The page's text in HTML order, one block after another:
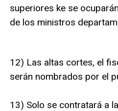
superiores ke se
de los ministros
12) Las altas cortes, el
serán nombrados por el
13) Solo se contratará a